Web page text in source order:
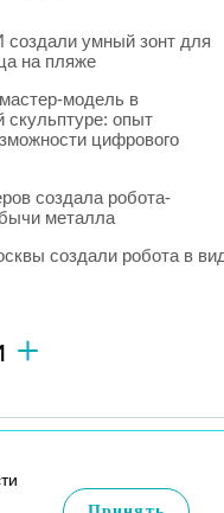
умный зонт для
на пляже
модель в
скульптуре: опыт
цифрового
создала робота-
металла
создали робота в
728